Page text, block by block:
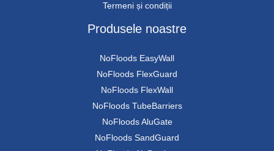
Termeni și condiții
Produsele noastre
NoFloods EasyWall
NoFloods FlexGuard
NoFloods FlexWall
NoFloods TubeBarriers
NoFloods AluGate
NoFloods SandGuard